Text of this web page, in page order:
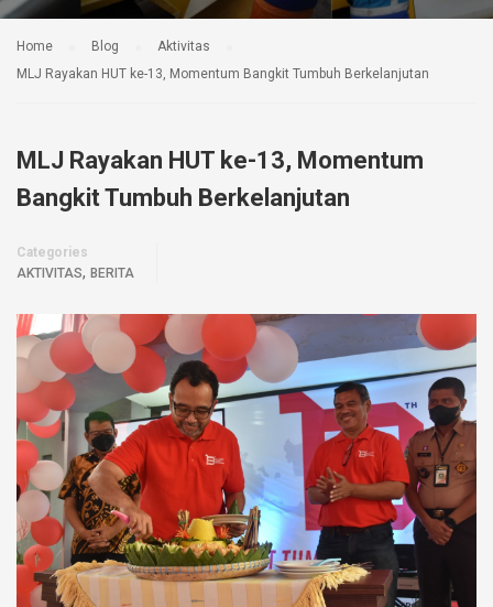
Home Blog
Aktivitas
MLJ Rayakan HUT ke-13, Momentum Bangkit Tumbuh Berkelanjutan
MLJ Rayakan HUT ke-13, Momentum
Bangkit Tumbuh Berkelanjutan
Categories
AKTIVITAS, BERITA